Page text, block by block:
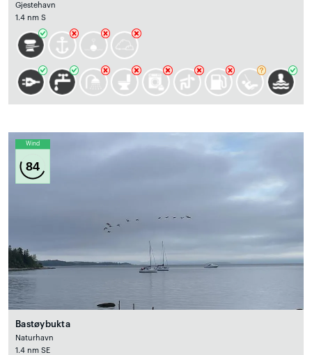
Gjestehavn
1.4 nm S
Wind
84
Bastøybukta
Naturhavn
1.4 nm SE